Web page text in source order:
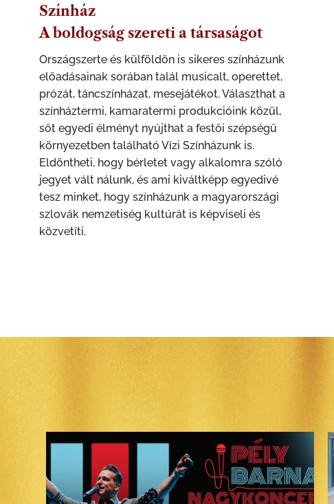
Színház
A boldogság szereti a társaságot
Országszerte és külföldön is sikeres színházunk
előadásainak sorában talál musicalt, operettet,
prózát, táncszínházat, mesejátékot. Választhat a
színháztermi, kamaratermi produkcióink közül,
sőt egyedi élményt nyújthat a festői szépségű
környezetben található Vízi Színházunk is.
Eldöntheti, hogy bérletet vagy alkalomra szóló
jegyet vált nálunk, és ami kiváltképp egyedivé
tesz minket, hogy színházunk a magyarországi
szlovák nemzetiség kultúrát is képviseli és
közvetíti.